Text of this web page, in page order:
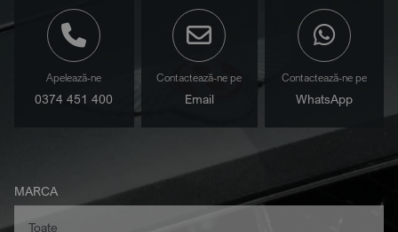
Apelează-ne
0374 451 400
Contactează-ne pe
Email
Contactează-ne pe
WhatsApp
MARCA